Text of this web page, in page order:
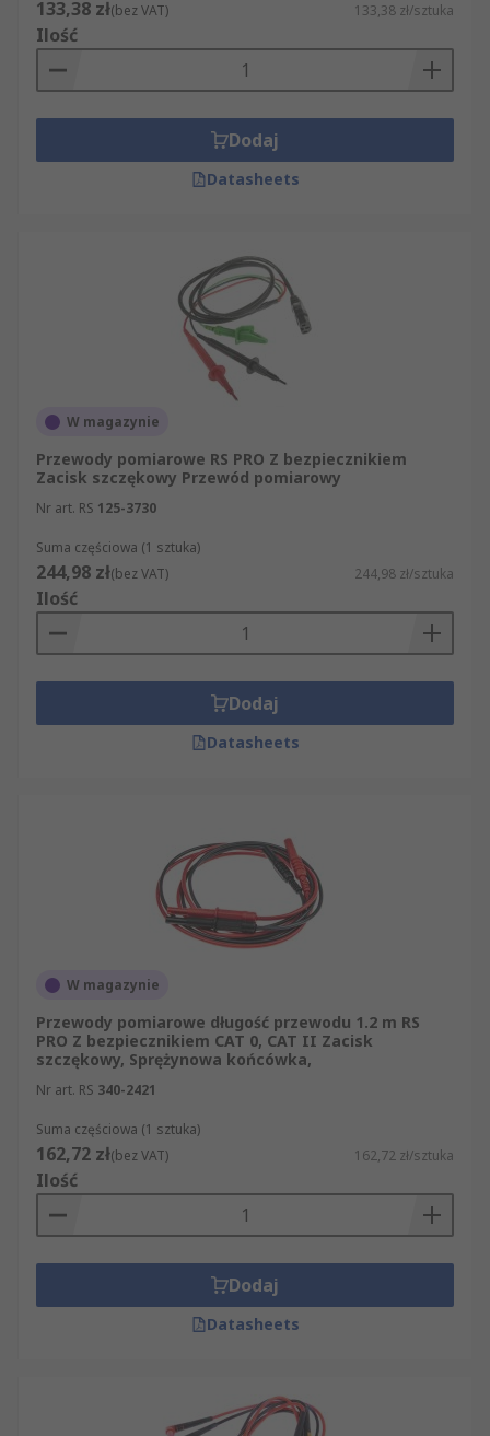
133,38 zł(bez VAT) 133,38 zł/sztuka
Ilość
Dodaj
Datasheets
W magazynie
Przewody pomiarowe RS PRO Z bezpiecznikiem
Zacisk szczękowy Przewód pomiarowy
Nr art. RS 125-3730
Suma częściowa (1 sztuka)
244,98 zł(bez VAT) 244,98 zł/sztuka
Ilość
Dodaj
Datasheets
W magazynie
Przewody pomiarowe długość przewodu 1.2 m RS
PRO Z bezpiecznikiem CAT 0, CAT II Zacisk
szczękowy, Sprężynowa końcówka,
Nr art. RS 340-2421
Suma częściowa (1 sztuka)
162,72 zł(bez VAT) 162,72 zł/sztuka
Ilość
Dodaj
Datasheets